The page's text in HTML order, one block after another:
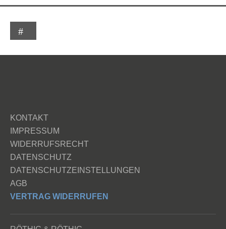
KONTAKT
IMPRESSUM
WIDERRUFSRECHT
DATENSCHUTZ
DATENSCHUTZEINSTELLUNGEN
AGB
VERTRAG WIDERRUFEN